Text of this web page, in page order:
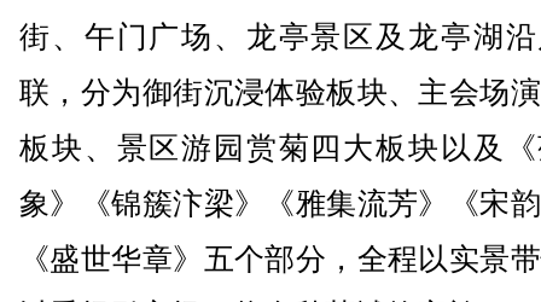
街、午门广场、龙亭景区及龙亭湖
联，分为御街沉浸体验板块、主会场
板块、景区游园赏菊四大板块以及
象》《锦簇汴梁》《雅集流芳》《宋
《盛世华章》五个部分，全程以实景